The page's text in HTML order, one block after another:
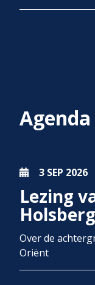
3 SEP 2026
Lezing
Over de
Oriënt